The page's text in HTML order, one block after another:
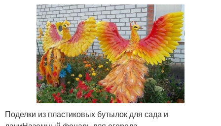
Поделки из пластиковых бутылок для сада и